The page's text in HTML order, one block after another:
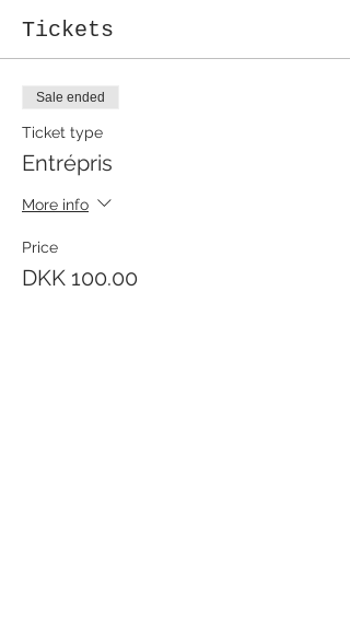
Tickets
Sale ended
Ticket type
Entrépris
More info
Price
DKK 100.00